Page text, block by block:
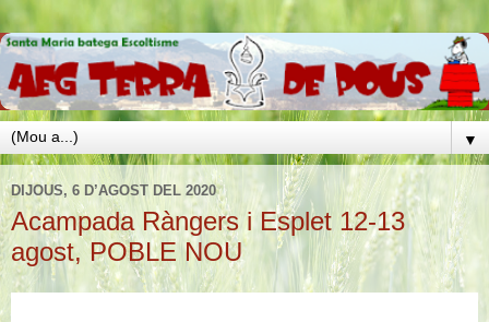
▼
DIJOUS, 6 D’AGOST DEL 2020
Acampada Ràngers i Esplet 12-13
agost, POBLE NOU